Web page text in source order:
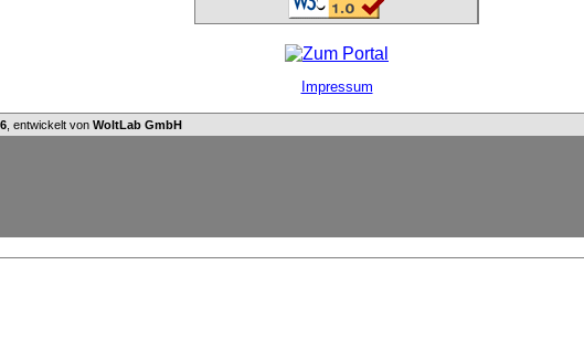
Impressum
, entwickelt von WoltLab GmbH